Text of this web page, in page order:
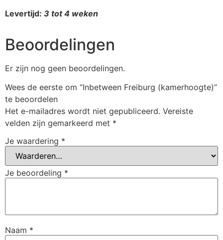
Levertijd: 3 tot 4 weken
Beoordelingen
Er zijn nog geen beoordelingen.
Wees de eerste om “Inbetween Freiburg (kamerhoogte)”
te beoordelen
Het e-mailadres wordt niet gepubliceerd. Vereiste
velden zijn gemarkeerd met *
Je waardering *
Je beoordeling *
Naam *